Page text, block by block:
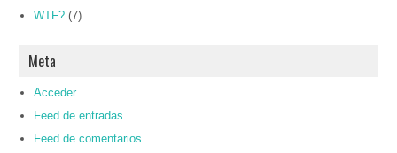
WTF? (7)
Meta
Acceder
Feed de entradas
Feed de comentarios